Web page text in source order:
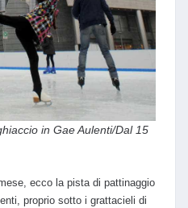
in Gae Aulenti/Dal 15
ecco la pista di pattinaggio
proprio sotto i grattacieli di